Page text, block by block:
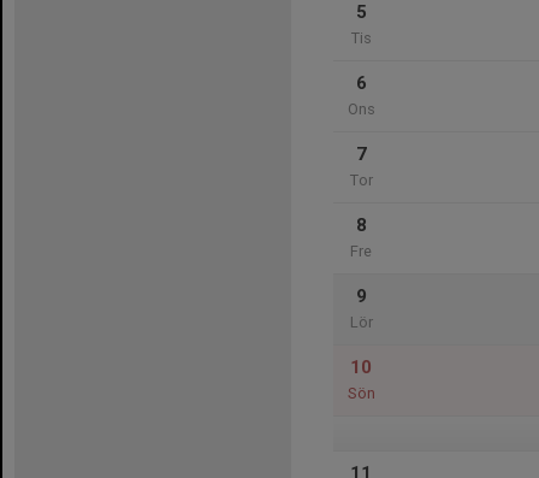
5
Tis
6
Ons
7
Tor
8
Fre
9
Lör
10
Sön
11